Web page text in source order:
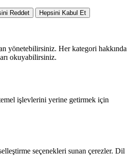
Reddet Hepsini Kabul Et
yönetebilirsiniz. Her kategori hakkında
okuyabilirsiniz.
işlevlerini yerine getirmek için
seçenekleri sunan çerezler. Dil